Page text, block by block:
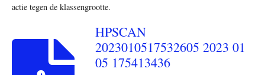
actie tegen de klassengrootte.
HPSCAN
2023010517532605 2023 01
05 175413436